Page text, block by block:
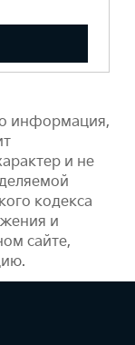
информация,
и не
кодекса
и
сайте,